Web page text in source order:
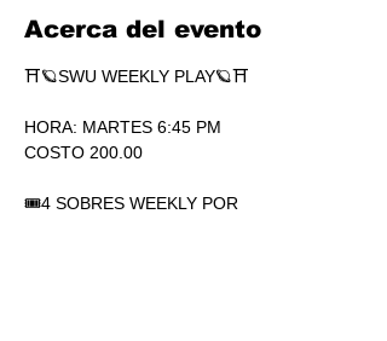
Acerca del evento
⛩🪐SWU WEEKLY PLAY🪐⛩
HORA: MARTES 6:45 PM
COSTO 200.00
🎟4 SOBRES WEEKLY POR